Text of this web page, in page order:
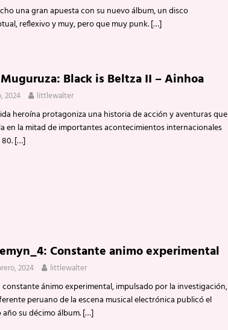
una gran apuesta con su nuevo álbum, un disco
reflexivo y muy, pero que muy punk.[…]
Black is Beltza II – Ainhoa
2024 littlewalter
heroína protagoniza una historia de acción y aventuras que
en la mitad de importantes acontecimientos internacionales
[…]
Constante animo experimental
2024 littlewalter
constante ánimo experimental, impulsado por la investigación,
peruano de la escena musical electrónica publicó el
año su décimo álbum.[…]